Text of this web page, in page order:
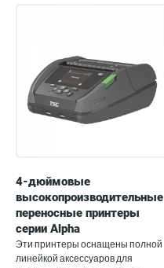
4-дюймовые
высокопроизводительные
переносные принтеры
серии Alpha
Эти принтеры оснащены полной
линейкой аксессуаров для